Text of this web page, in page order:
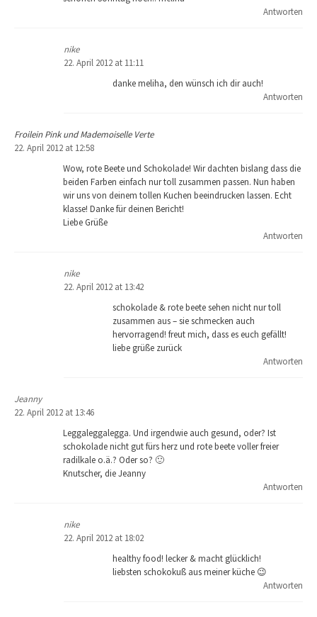
Antworten
nike
22. April 2012 at 11:11
danke meliha, den wünsch ich dir auch!
Antworten
Froilein Pink und Mademoiselle Verte
22. April 2012 at 12:58
Wow, rote Beete und Schokolade! Wir dachten bislang dass die
beiden Farben einfach nur toll zusammen passen. Nun haben
wir uns von deinem tollen Kuchen beeindrucken lassen. Echt
klasse! Danke für deinen Bericht!
Liebe Grüße
Antworten
nike
22. April 2012 at 13:42
schokolade & rote beete sehen nicht nur toll
zusammen aus – sie schmecken auch
hervorragend! freut mich, dass es euch gefällt!
liebe grüße zurück
Antworten
Jeanny
22. April 2012 at 13:46
Leggaleggalegga. Und irgendwie auch gesund, oder? Ist
schokolade nicht gut fürs herz und rote beete voller freier
radilkale o.ä.? Oder so? 🙂
Knutscher, die Jeanny
Antworten
nike
22. April 2012 at 18:02
healthy food! lecker & macht glücklich!
liebsten schokokuß aus meiner küche 😉
Antworten